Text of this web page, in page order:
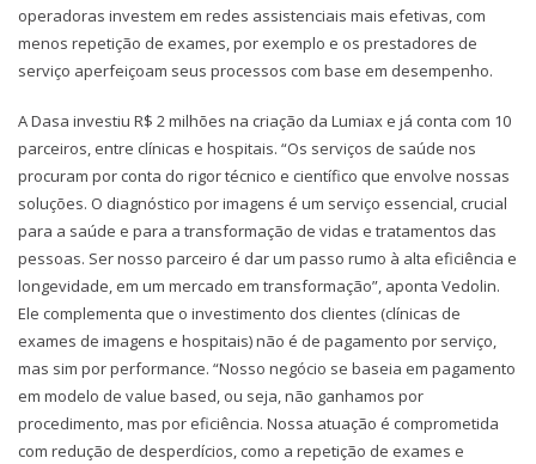
operadoras investem em redes assistenciais mais efetivas, com
menos repetição de exames, por exemplo e os prestadores de
serviço aperfeiçoam seus processos com base em desempenho.
A Dasa investiu R$ 2 milhões na criação da Lumiax e já conta com 10
parceiros, entre clínicas e hospitais. “Os serviços de saúde nos
procuram por conta do rigor técnico e científico que envolve nossas
soluções. O diagnóstico por imagens é um serviço essencial, crucial
para a saúde e para a transformação de vidas e tratamentos das
pessoas. Ser nosso parceiro é dar um passo rumo à alta eficiência e
longevidade, em um mercado em transformação”, aponta Vedolin.
Ele complementa que o investimento dos clientes (clínicas de
exames de imagens e hospitais) não é de pagamento por serviço,
mas sim por performance. “Nosso negócio se baseia em pagamento
em modelo de value based, ou seja, não ganhamos por
procedimento, mas por eficiência. Nossa atuação é comprometida
com redução de desperdícios, como a repetição de exames e